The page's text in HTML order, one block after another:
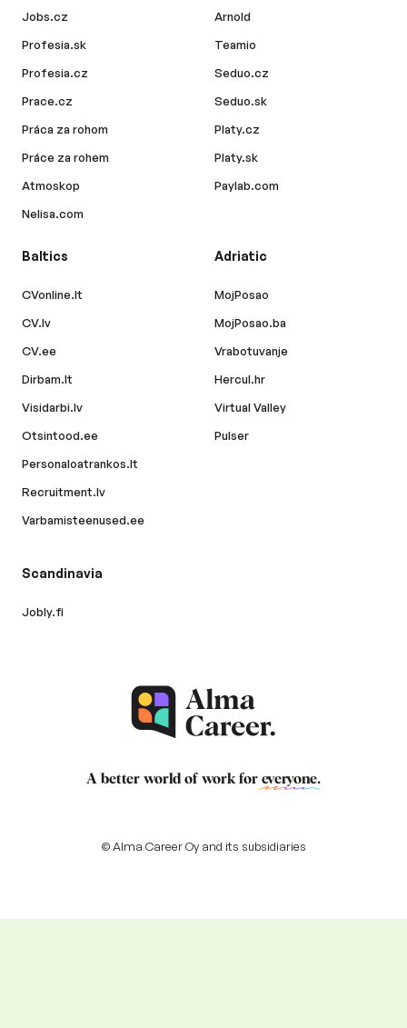
Jobs.cz
Profesia.sk
Profesia.cz
Prace.cz
Práca za rohom
Práce za rohem
Atmoskop
Nelisa.com
Arnold
Teamio
Seduo.cz
Seduo.sk
Platy.cz
Platy.sk
Paylab.com
Baltics
CVonline.lt
CV.lv
CV.ee
Dirbam.lt
Visidarbi.lv
Otsintood.ee
Personaloatrankos.lt
Recruitment.lv
Varbamisteenused.ee
Adriatic
MojPosao
MojPosao.ba
Vrabotuvanje
Hercul.hr
Virtual Valley
Pulser
Scandinavia
Jobly.fi
A better world of work for everyone.
© Alma Career Oy and its subsidiaries